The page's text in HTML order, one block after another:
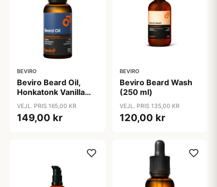
BEVIRO
Beviro Beard Oil,
Honkatonk Vanilla
(30 ml)
VEJL. PRIS 165,00 KR
149,00 kr
BEVIRO
Beviro Beard Wash
(250 ml)
VEJL. PRIS 135,00 KR
120,00 kr